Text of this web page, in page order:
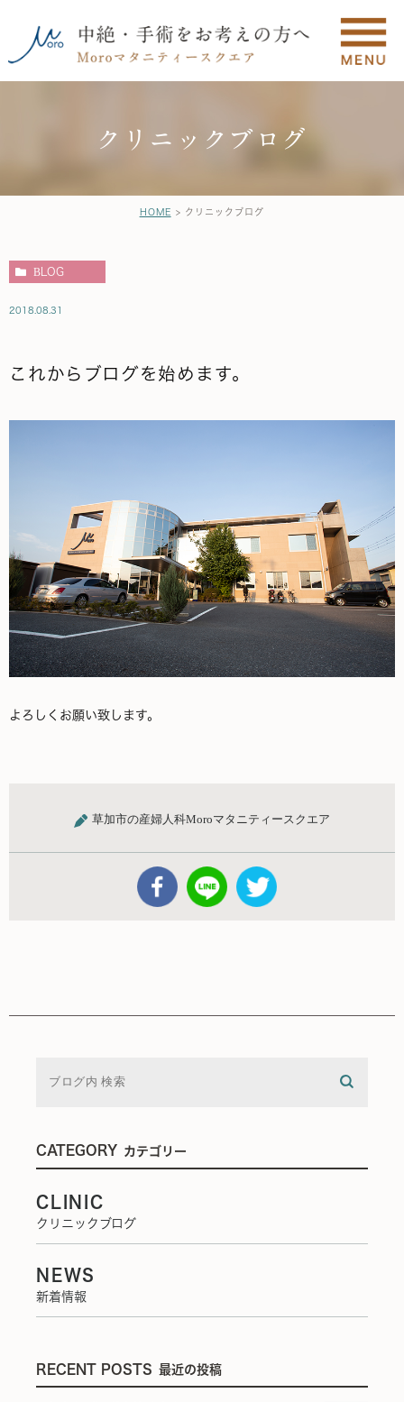
クリニックブログ
HOME クリニックブログ
BLOG
2018.08.31
これからブログを始めます。
よろしくお願い致します。
草加市の産婦人科Moroマタニティースクエア
CATEGORY カテゴリー
CLINIC
クリニックブログ
NEWS
新着情報
RECENT POSTS 最近の投稿